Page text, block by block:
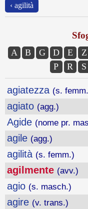
‹ agilità
A B G D E Z
P
R S
agiatezza (s.
agiato (agg.)
Agide (nome pr.
agile (agg.)
agilità (s. femm.)
agilmente (avv.)
agio (s. masch.)
agire (v. trans.)